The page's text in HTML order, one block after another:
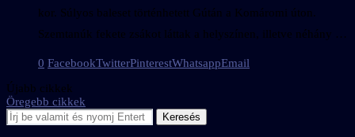
kor. Súlyos baleset történhetett Gútán a Komáromi úton.
Szemtanúk fekete zsákot láttak a helyszínen, illetve néhány …
0 FacebookTwitterPinterestWhatsappEmail
Újabb cikkek
Öregebb cikkek